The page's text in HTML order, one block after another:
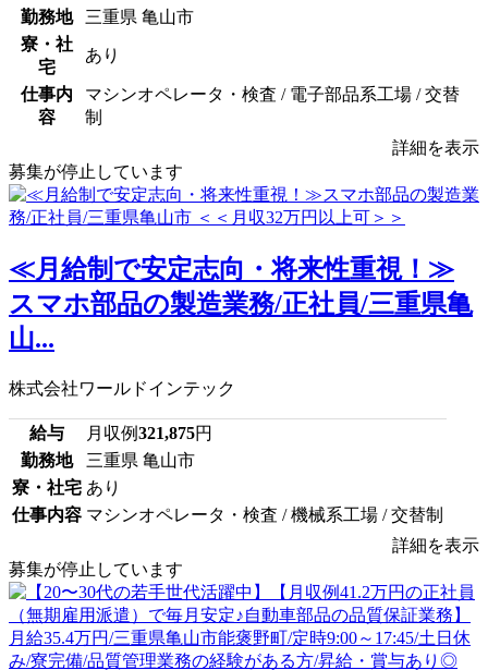
勤務地
三重県 亀山市
寮・社
宅
あり
仕事内
容
マシンオペレータ・検査 / 電子部品系工場 / 交替
制
詳細を表示
募集が停止しています
≪月給制で安定志向・将来性重視！≫
スマホ部品の製造業務/正社員/三重県亀
山...
株式会社ワールドインテック
給与 月収例321,875円
勤務地
三重県 亀山市
寮・社宅 あり
仕事内容 マシンオペレータ・検査 / 機械系工場 / 交替制
詳細を表示
募集が停止しています